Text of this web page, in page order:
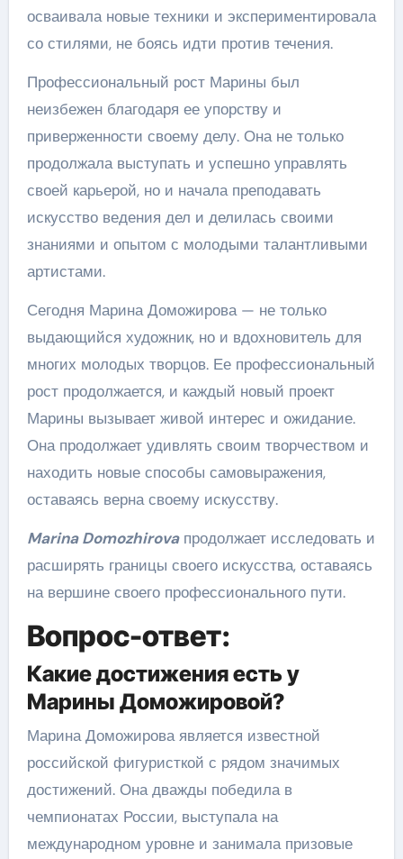
осваивала новые техники и экспериментировала
со стилями, не боясь идти против течения.
Профессиональный рост Марины был
неизбежен благодаря ее упорству и
приверженности своему делу. Она не только
продолжала выступать и успешно управлять
своей карьерой, но и начала преподавать
искусство ведения дел и делилась своими
знаниями и опытом с молодыми талантливыми
артистами.
Сегодня Марина Доможирова — не только
выдающийся художник, но и вдохновитель для
многих молодых творцов. Ее профессиональный
рост продолжается, и каждый новый проект
Марины вызывает живой интерес и ожидание.
Она продолжает удивлять своим творчеством и
находить новые способы самовыражения,
оставаясь верна своему искусству.
Marina Domozhirovaпродолжает исследовать и
расширять границы своего искусства, оставаясь
на вершине своего профессионального пути.
Вопрос-ответ:
Какие достижения есть у
Марины Доможировой?
Марина Доможирова является известной
российской фигуристкой с рядом значимых
достижений. Она дважды победила в
чемпионатах России, выступала на
международном уровне и занимала призовые